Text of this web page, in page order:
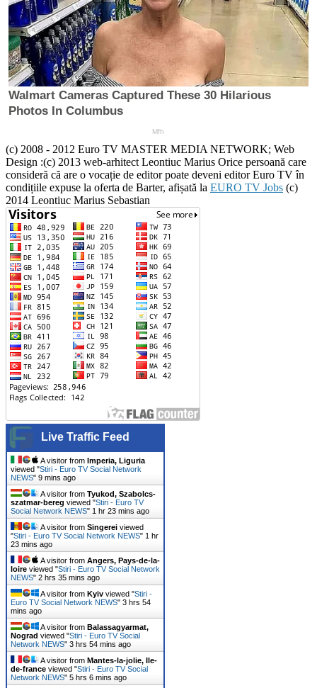
(c) 2008 - 2012 Euro TV MASTER MEDIA NETWORK; Web
Design :(c) 2013 web-arhitect Leontiuc Marius Orice persoană care
consideră că are o vocație de editor poate deveni editor Euro TV în
condițiile expuse la oferta de Barter, afișată la EURO TV Jobs (c)
2014 Leontiuc Marius Sebastian
Live Traffic Feed
A visitor from Imperia, Liguria
viewed "Stiri - Euro TV Social Network
NEWS" 9 mins ago
A visitor from Tyukod, Szabolcs-
szatmar-bereg viewed "Stiri - Euro TV
Social Network NEWS" 1 hr 23 mins ago
A visitor from Singerei viewed
"Stiri - Euro TV Social Network NEWS" 1 hr
23 mins ago
A visitor from Angers, Pays-de-la-
loire viewed "Stiri - Euro TV Social Network
NEWS" 2 hrs 35 mins ago
A visitor from Kyiv viewed "Stiri -
Euro TV Social Network NEWS" 3 hrs 54
mins ago
A visitor from Balassagyarmat,
Nograd viewed "Stiri - Euro TV Social
Network NEWS" 3 hrs 54 mins ago
A visitor from Mantes-la-jolie, Ile-
de-france viewed "Stiri - Euro TV Social
Network NEWS" 5 hrs 6 mins ago